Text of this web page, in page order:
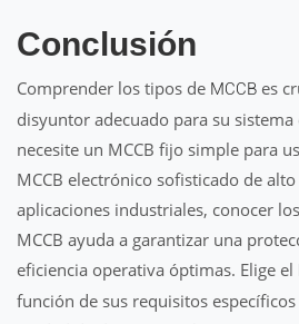
Conclusión
Comprender los tipos de MCCB es
disyuntor adecuado para su sistema
necesite un MCCB fijo simple para
MCCB electrónico sofisticado de
aplicaciones industriales, conocer
MCCB ayuda a garantizar una
eficiencia operativa óptimas. Elige el
función de sus requisitos